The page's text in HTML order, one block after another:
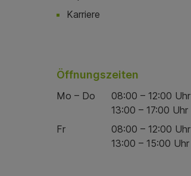
Karriere
Öffnungszeiten
Mo – Do
08:00 – 12:00 Uhr
13:00 – 17:00 Uhr
Fr
08:00 – 12:00 Uhr
13:00 – 15:00 Uhr